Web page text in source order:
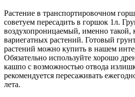
Растение в транспортировочном
советуем пересадить в горшок 1л.
воздухопроницаемый, именно такой,
вариегатных растений. Готовый
растений можно купить в нашем
Обязательно используйте хорошо
кашпо с возможностью отвода
рекомендуется пересаживать
лета.